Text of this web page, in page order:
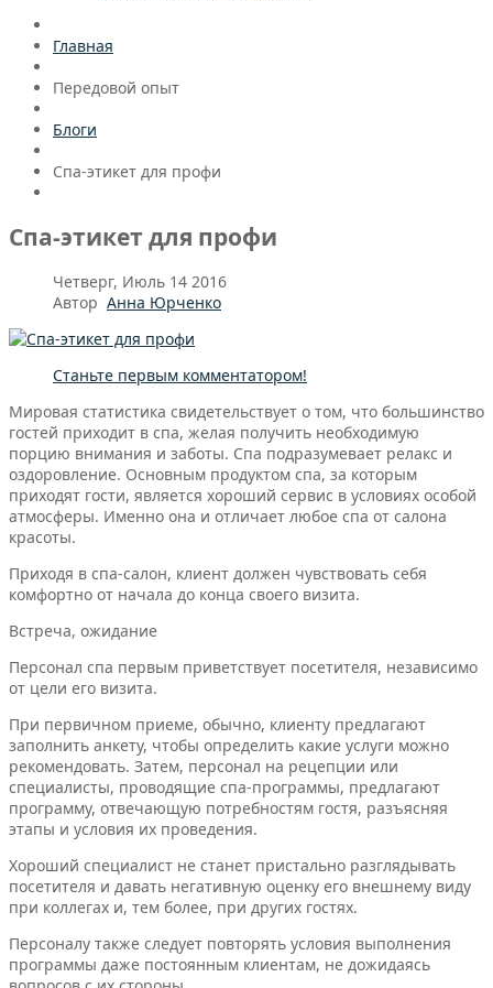
Главная
Передовой опыт
Блоги
Спа-этикет для профи
Спа-этикет для профи
Четверг, Июль 14 2016
Автор Анна Юрченко
Станьте первым комментатором!
Мировая статистика свидетельствует о том, что большинство
гостей приходит в спа, желая получить необходимую
порцию внимания и заботы. Спа подразумевает релакс и
оздоровление. Основным продуктом спа, за которым
приходят гости, является хороший сервис в условиях особой
атмосферы. Именно она и отличает любое спа от салона
красоты.
Приходя в спа-салон, клиент должен чувствовать себя
комфортно от начала до конца своего визита.
Встреча, ожидание
Персонал спа первым приветствует посетителя, независимо
от цели его визита.
При первичном приеме, обычно, клиенту предлагают
заполнить анкету, чтобы определить какие услуги можно
рекомендовать. Затем, персонал на рецепции или
специалисты, проводящие спа-программы, предлагают
программу, отвечающую потребностям гостя, разъясняя
этапы и условия их проведения.
Хороший специалист не станет пристально разглядывать
посетителя и давать негативную оценку его внешнему виду
при коллегах и, тем более, при других гостях.
Персоналу также следует повторять условия выполнения
программы даже постоянным клиентам, не дожидаясь